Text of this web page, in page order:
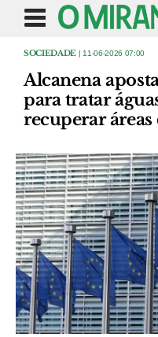
SOCIEDADE | 11-06-2026 07:00
Alcanena
para tratar
recuperar áreas